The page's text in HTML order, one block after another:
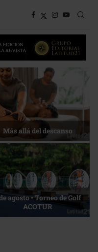
Energía que Impulsa la
competitividad
La esencia del servicio